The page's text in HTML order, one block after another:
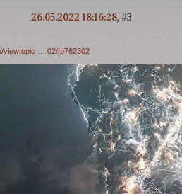
3
26.05.2022 18:16:28
viewtopic … 02#p762302